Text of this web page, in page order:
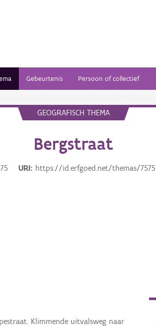
Gebeurtenis Persoon of collectief
GEOGRAFISCH THEMA
Bergstraat
URI https://id.erfgoed.net/themas/7575
Klimmende uitvalsweg naar